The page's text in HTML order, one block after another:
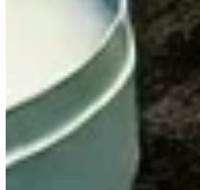
Publié le 22 juin 2026 à 06:00